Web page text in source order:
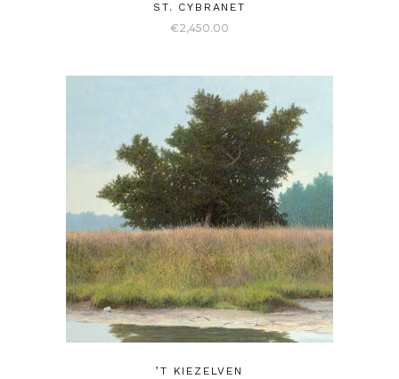
ST. CYBRANET
€2,450.00
’T KIEZELVEN